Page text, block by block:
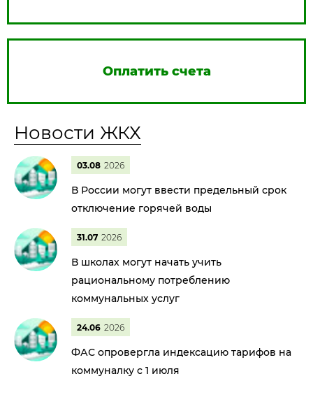
Оплатить счета
Новости ЖКХ
03.08 2026
В России могут ввести предельный срок
отключение горячей воды
31.07 2026
В школах могут начать учить
рациональному потреблению
коммунальных услуг
24.06 2026
ФАС опровергла индексацию тарифов на
коммуналку с 1 июля